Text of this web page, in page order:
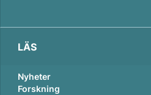
LÄS
Nyheter
Forskning